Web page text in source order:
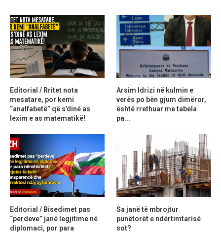
Editorial / Rritet nota
mesatare, por kemi
“analfabetë” që s’dinë as
lexim e as matematikë!
Arsim Idrizi në kulmin e
verës po bën gjum dimëror,
është rrethuar me tabela
pa...
Editorial / Bisedimet pas
“perdeve” janë legjitime në
diplomaci, por para
Sa janë të mbrojtur
punëtorët e ndërtimtarisë
sot?